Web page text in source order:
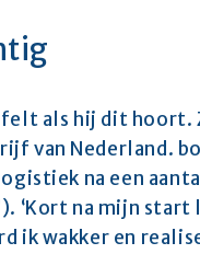
als hij dit
van Nederland.
na een
‘Kort na mijn start
ik wakker en